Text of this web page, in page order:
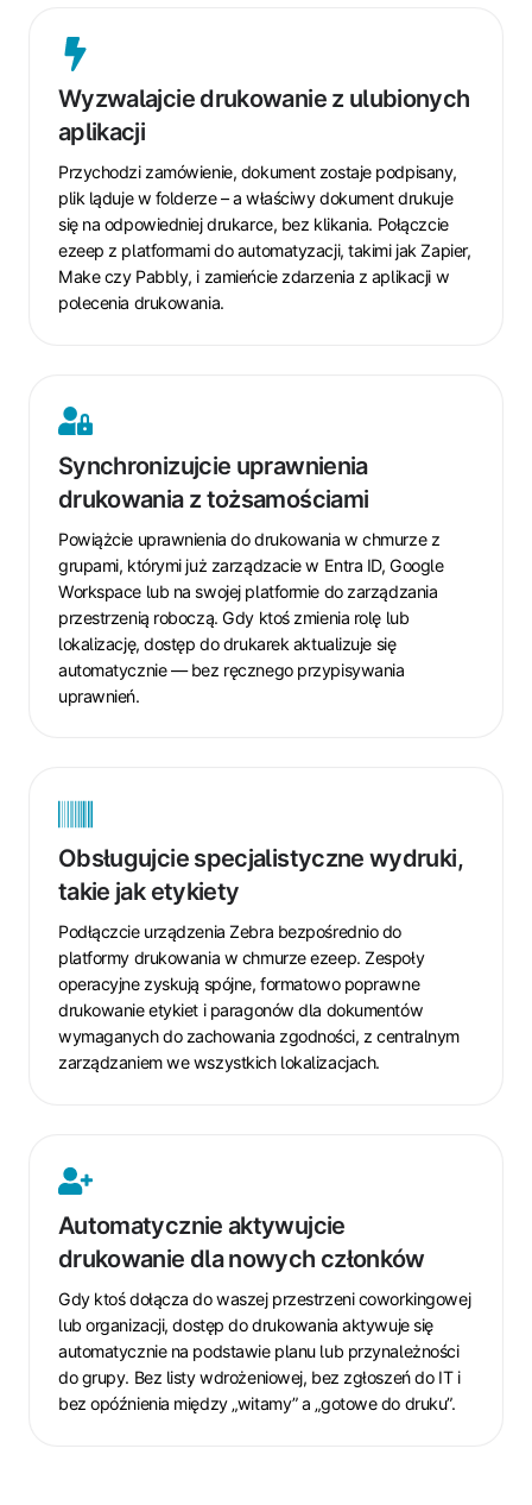
Wyzwalajcie drukowanie z ulubionych
aplikacji
Przychodzi zamówienie, dokument zostaje podpisany,
plik ląduje w folderze – a właściwy dokument drukuje
się na odpowiedniej drukarce, bez klikania. Połączcie
ezeep z platformami do automatyzacji, takimi jak Zapier,
Make czy Pabbly, i zamieńcie zdarzenia z aplikacji w
polecenia drukowania.
Wyzwalajcie
drukowanie
z
ulubionych
aplikacji
Synchronizujcie uprawnienia
drukowania z tożsamościami
Powiążcie uprawnienia do drukowania w chmurze z
grupami, którymi już zarządzacie w Entra ID, Google
Workspace lub na swojej platformie do zarządzania
przestrzenią roboczą. Gdy ktoś zmienia rolę lub
lokalizację, dostęp do drukarek aktualizuje się
automatycznie — bez ręcznego przypisywania
uprawnień.
Synchronizujcie
drukowania
z
tożsamościami
Obsługujcie specjalistyczne wydruki,
takie jak etykiety
Podłączcie urządzenia Zebra bezpośrednio do
platformy drukowania w chmurze ezeep. Zespoły
operacyjne zyskują spójne, formatowo poprawne
drukowanie etykiet i paragonów dla dokumentów
wymaganych do zachowania zgodności, z centralnym
zarządzaniem we wszystkich lokalizacjach.
wydruki,
takie
jak
etykiety
Automatycznie aktywujcie
drukowanie dla nowych członków
Gdy ktoś dołącza do waszej przestrzeni coworkingowej
lub organizacji, dostęp do drukowania aktywuje się
automatycznie na podstawie planu lub przynależności
do grupy. Bez listy wdrożeniowej, bez zgłoszeń do IT i
bez opóźnienia między „witamy” a „gotowe do druku”.
Automatycznie
drukowanie
dla
nowych
członków